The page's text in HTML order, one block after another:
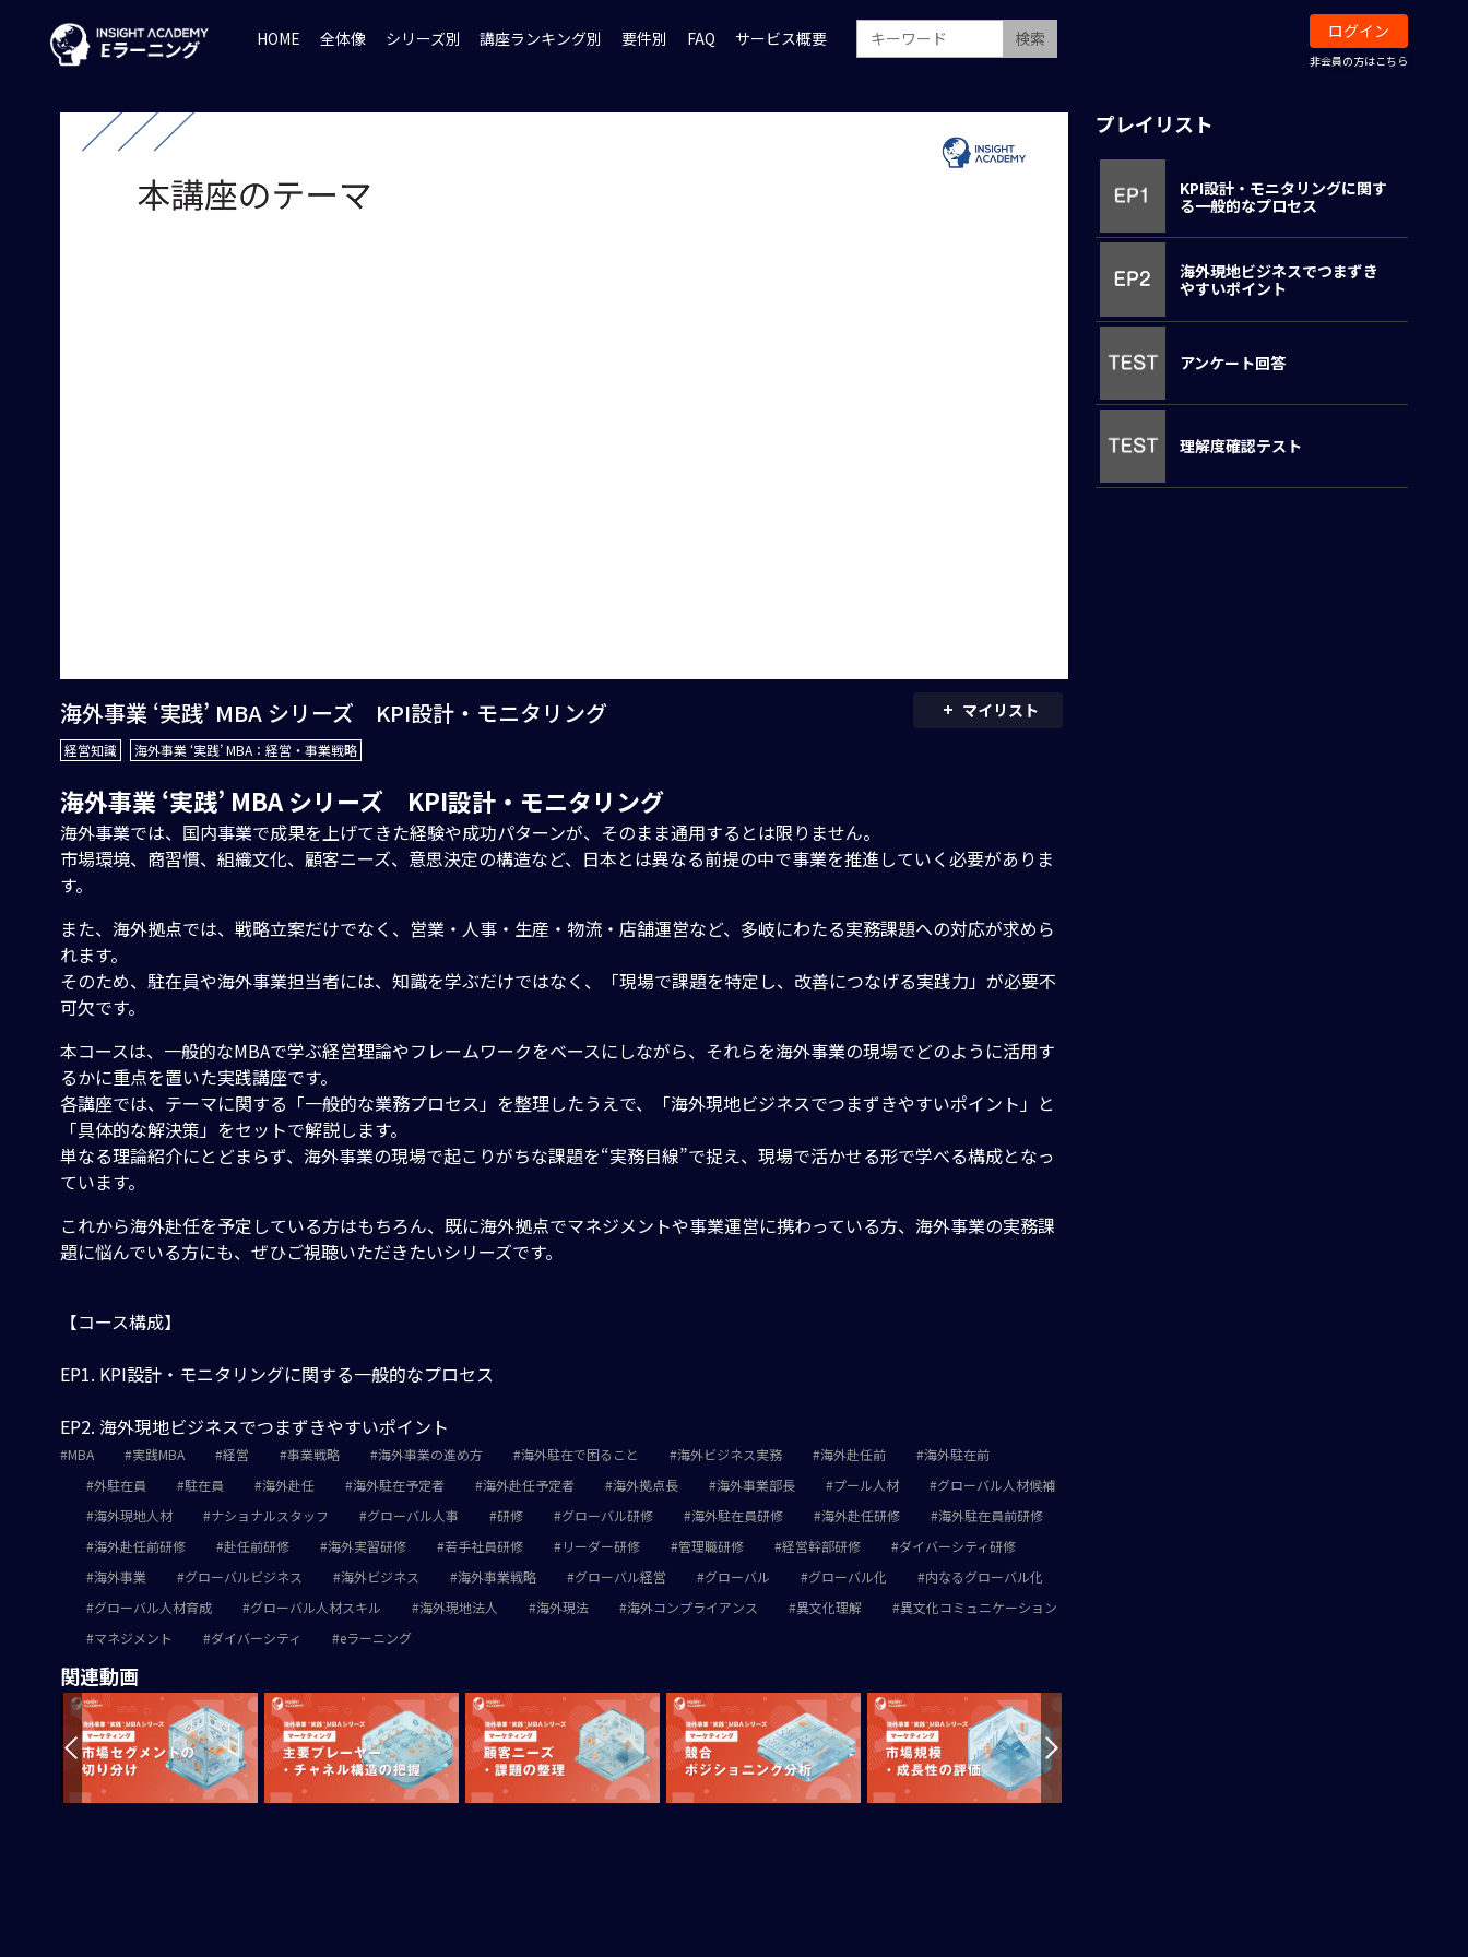
HOME 全体像 シリーズ別 講座ランキング別 要件別 FAQ サービス概要 検索 ログイン
非会員の方はこちら
+ マイリスト
海外事業 ‘実践’ MBA シリーズ KPI設計・モニタリング
経営知識 海外事業 ‘実践’ MBA：経営・事業戦略
海外事業 ‘実践’ MBA シリーズ KPI設計・モニタリング
海外事業では、国内事業で成果を上げてきた経験や成功パターンが、そのまま通用するとは限りません。
市場環境、商習慣、組織文化、顧客ニーズ、意思決定の構造など、日本とは異なる前提の中で事業を推進していく必要がありま
す。
また、海外拠点では、戦略立案だけでなく、営業・人事・生産・物流・店舗運営など、多岐にわたる実務課題への対応が求めら
れます。
そのため、駐在員や海外事業担当者には、知識を学ぶだけではなく、「現場で課題を特定し、改善につなげる実践力」が必要不
可欠です。
本コースは、一般的なMBAで学ぶ経営理論やフレームワークをベースにしながら、それらを海外事業の現場でどのように活用す
るかに重点を置いた実践講座です。
各講座では、テーマに関する「一般的な業務プロセス」を整理したうえで、「海外現地ビジネスでつまずきやすいポイント」と
「具体的な解決策」をセットで解説します。
単なる理論紹介にとどまらず、海外事業の現場で起こりがちな課題を“実務目線”で捉え、現場で活かせる形で学べる構成となっ
ています。
これから海外赴任を予定している方はもちろん、既に海外拠点でマネジメントや事業運営に携わっている方、海外事業の実務課
題に悩んでいる方にも、ぜひご視聴いただきたいシリーズです。
【コース構成】
EP1. KPI設計・モニタリングに関する一般的なプロセス
EP2. 海外現地ビジネスでつまずきやすいポイント
MBA 実践MBA 経営 事業戦略 海外事業の進め方 海外駐在で困ること 海外ビジネス実務 海外赴任前
海外駐在前
外駐在員
駐在員 海外赴任 海外駐在予定者 海外赴任予定者 海外拠点長 海外事業部長 プール人材
グローバル人材候補
海外現地人材
ナショナルスタッフ グローバル人事 研修 グローバル研修 海外駐在員研修 海外赴任研修
海外駐在員前研修
海外赴任前研修
赴任前研修 海外実習研修 若手社員研修 リーダー研修 管理職研修 経営幹部研修
ダイバーシティ研修
海外事業
グローバルビジネス 海外ビジネス 海外事業戦略 グローバル経営 グローバル グローバル化
内なるグローバル化
グローバル人材育成
グローバル人材スキル 海外現地法人 海外現法 海外コンプライアンス 異文化理解
異文化コミュニケーション
マネジメント
ダイバーシティ eラーニング
関連動画
プレイリスト
KPI設計・モニタリングに関す
る一般的なプロセス
海外現地ビジネスでつまずき
やすいポイント
アンケート回答
理解度確認テスト